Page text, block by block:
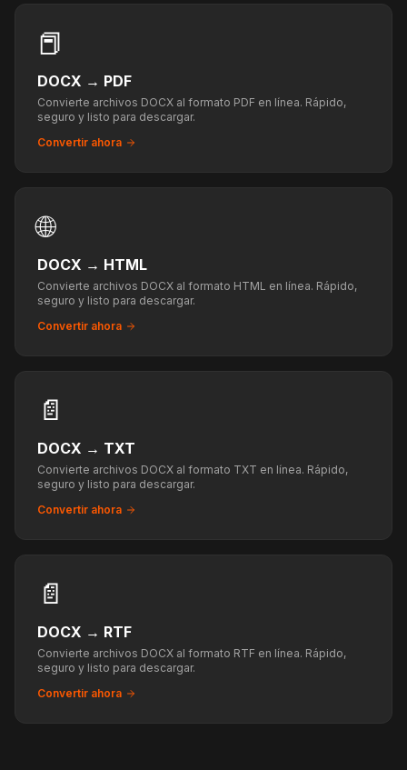
📕
DOCX → PDF
Convierte archivos DOCX al formato PDF en línea. Rápido,
seguro y listo para descargar.
Convertir ahora
🌐
DOCX → HTML
Convierte archivos DOCX al formato HTML en línea. Rápido,
seguro y listo para descargar.
Convertir ahora
📄
DOCX → TXT
Convierte archivos DOCX al formato TXT en línea. Rápido,
seguro y listo para descargar.
Convertir ahora
📄
DOCX → RTF
Convierte archivos DOCX al formato RTF en línea. Rápido,
seguro y listo para descargar.
Convertir ahora